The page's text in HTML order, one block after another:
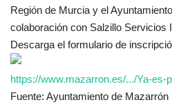
Región de Murcia y el
colaboración con Salzillo Servicios
Descarga el formulario de
https://www.mazarron.es/.../Ya-es-
Fuente: Ayuntamiento de Mazarrón